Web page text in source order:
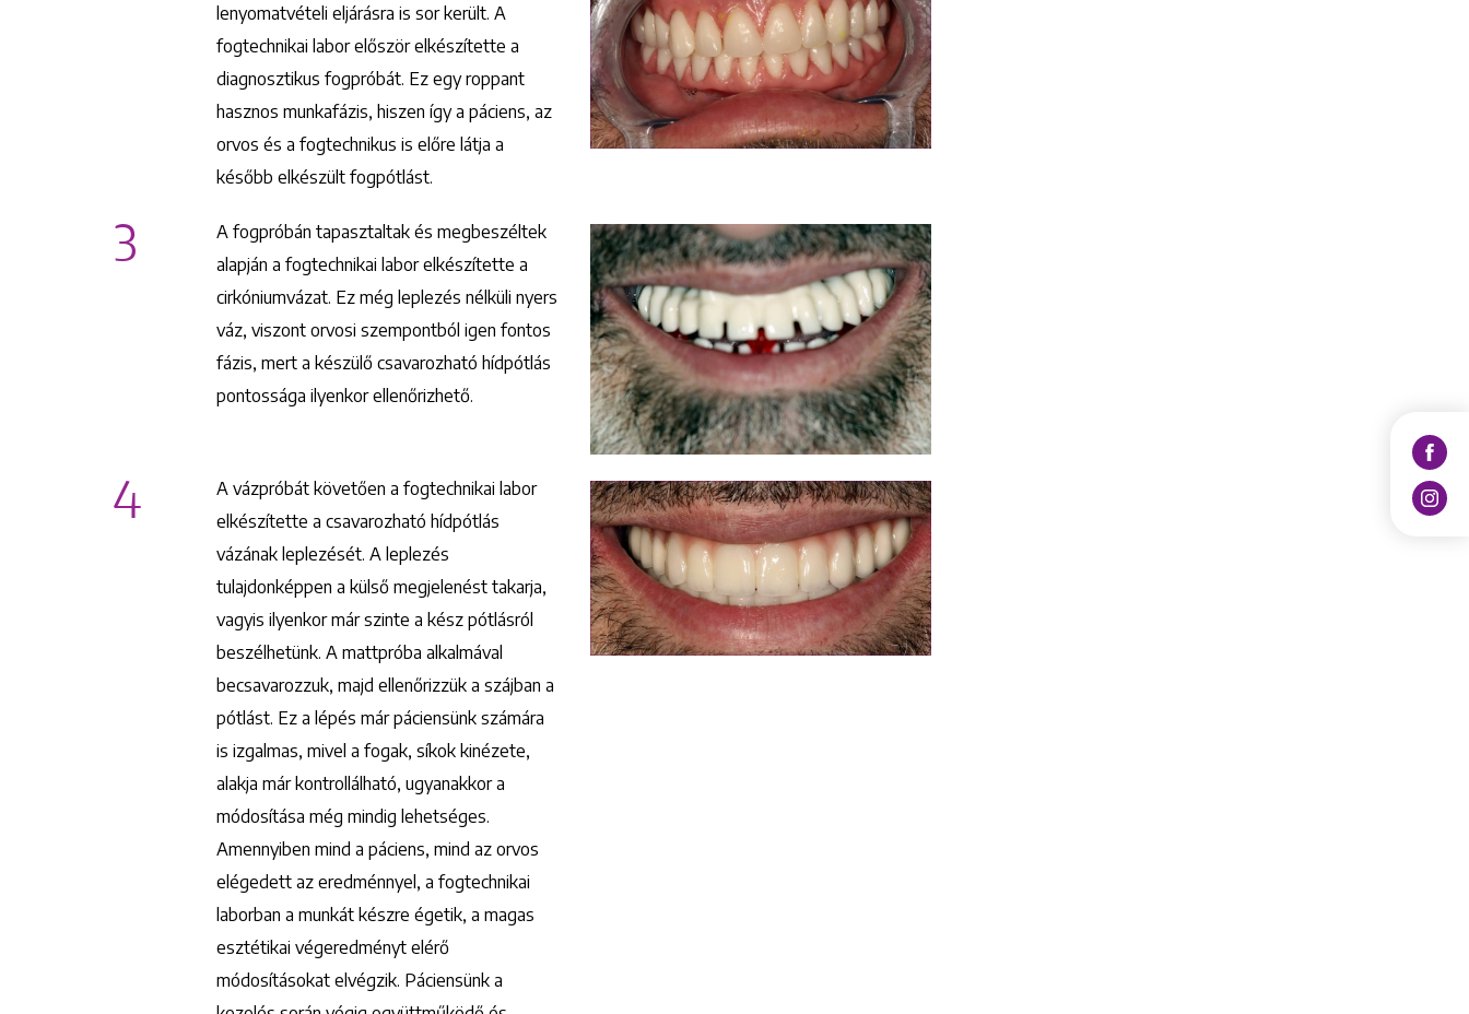
Keresés
lenyomatvételi eljárásra is sor került. A
fogtechnikai labor először elkészítette a
diagnosztikus fogpróbát. Ez egy roppant
hasznos munkafázis, hiszen így a páciens, az
orvos és a fogtechnikus is előre látja a
később elkészült fogpótlást.
3
A fogpróbán tapasztaltak és megbeszéltek
alapján a fogtechnikai labor elkészítette a
cirkóniumvázat. Ez még leplezés nélküli nyers
váz, viszont orvosi szempontból igen fontos
fázis, mert a készülő csavarozható hídpótlás
pontossága ilyenkor ellenőrizhető.
4
A vázpróbát követően a fogtechnikai labor
elkészítette a csavarozható hídpótlás
vázának leplezését. A leplezés
tulajdonképpen a külső megjelenést takarja,
vagyis ilyenkor már szinte a kész pótlásról
beszélhetünk. A mattpróba alkalmával
becsavarozzuk, majd ellenőrizzük a szájban a
pótlást. Ez a lépés már páciensünk számára
is izgalmas, mivel a fogak, síkok kinézete,
alakja már kontrollálható, ugyanakkor a
módosítása még mindig lehetséges.
Amennyiben mind a páciens, mind az orvos
elégedett az eredménnyel, a fogtechnikai
laborban a munkát készre égetik, a magas
esztétikai végeredményt elérő
módosításokat elvégzik. Páciensünk a